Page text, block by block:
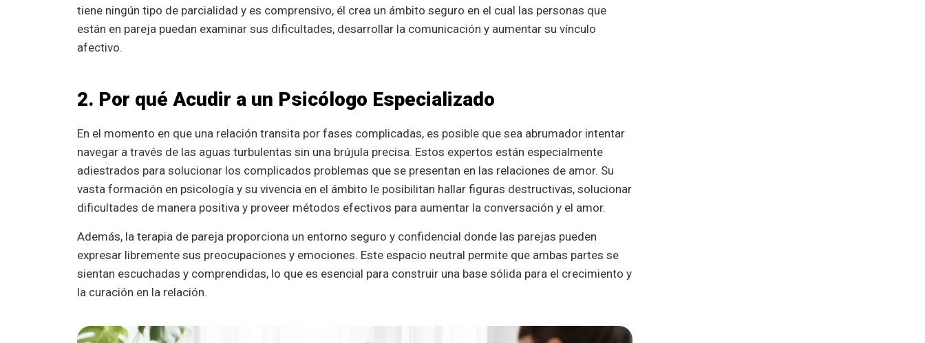
tiene ningún tipo de parcialidad y es comprensivo, él crea un ámbito seguro en el cual las personas que
están en pareja puedan examinar sus dificultades, desarrollar la comunicación y aumentar su vínculo
afectivo.
2. Por qué Acudir a un Psicólogo Especializado
En el momento en que una relación transita por fases complicadas, es posible que sea abrumador intentar
navegar a través de las aguas turbulentas sin una brújula precisa. Estos expertos están especialmente
adiestrados para solucionar los complicados problemas que se presentan en las relaciones de amor. Su
vasta formación en psicología y su vivencia en el ámbito le posibilitan hallar figuras destructivas, solucionar
dificultades de manera positiva y proveer métodos efectivos para aumentar la conversación y el amor.
Además, la terapia de pareja proporciona un entorno seguro y confidencial donde las parejas pueden
expresar libremente sus preocupaciones y emociones. Este espacio neutral permite que ambas partes se
sientan escuchadas y comprendidas, lo que es esencial para construir una base sólida para el crecimiento y
la curación en la relación.